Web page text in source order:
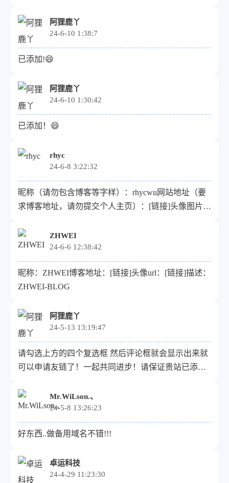
图床）：[链接]描述：生命不息折腾不止
阿狸鹿丫
24-6-10 1:38:7
已添加!😄
阿狸鹿丫
24-6-10 1:30:42
已添加！😄
rhyc
24-6-8 3:22:32
昵称（请勿包含博客等字样）：rhycwu网站地址（要
求博客地址，请勿提交个人主页）：[链接]头像图片
图床）：图片上传失败: 博主未配置图床服务描述：向
往的生活
ZHWEI
24-6-6 12:38:42
昵称：ZHWEI博客地址：[链接]头像url：[链接]描述：
ZHWEI-BLOG
阿狸鹿丫
24-5-13 13:19:47
请勾选上方的四个复选框 然后评论框就会显示出来就
可以申请友链了！一起共同进步！请保证贵站已添加
Mr.WiLson.、
24-5-8 13:26:23
好东西..做备用域名不错!!!
卓运科技
24-4-29 11:23:30